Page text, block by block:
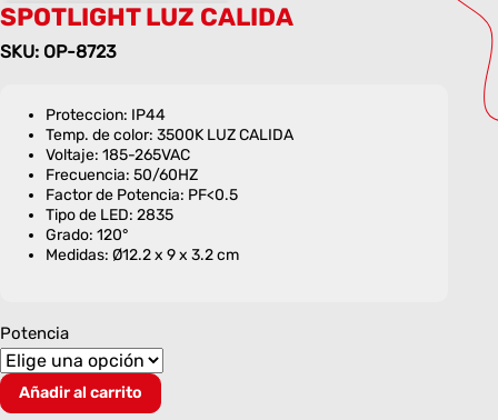
SPOTLIGHT LUZ CALIDA
SKU: OP-8723
Proteccion: IP44
Temp. de color: 3500K LUZ CALIDA
Voltaje: 185-265VAC
Frecuencia: 50/60HZ
Factor de Potencia: PF<0.5
Tipo de LED: 2835
Grado: 120°
Medidas: Ø12.2 x 9 x 3.2 cm
Potencia
SPOTLIGHT
LUZAñadir al carrito